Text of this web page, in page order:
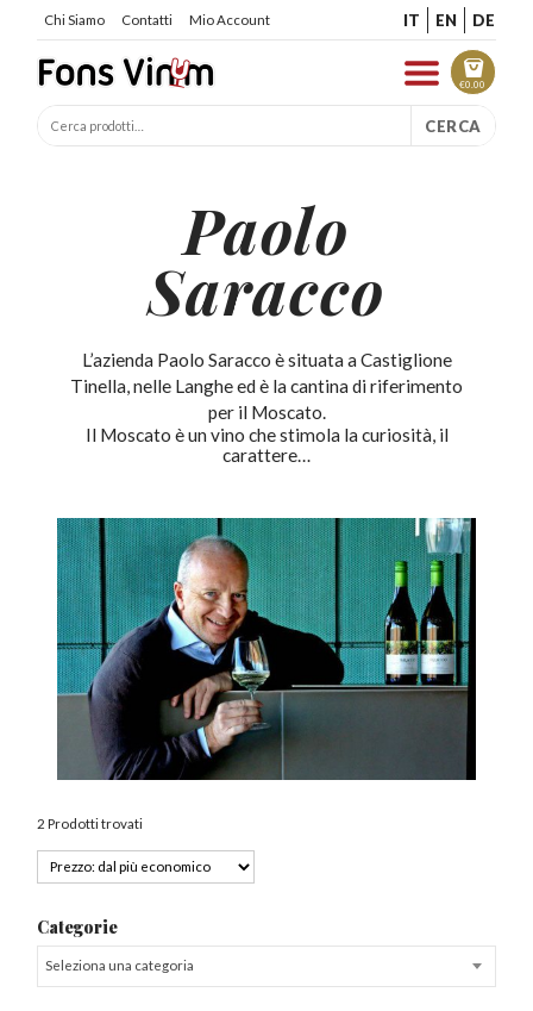
Chi Siamo Contatti Mio Account IT EN DE
€0.00
CERCA
Paolo
Saracco
L’azienda Paolo Saracco è situata a Castiglione
Tinella, nelle Langhe ed è la cantina di riferimento
per il Moscato.
Il Moscato è un vino che stimola la curiosità, il
carattere…
2 Prodotti trovati
Categorie
Seleziona una categoria